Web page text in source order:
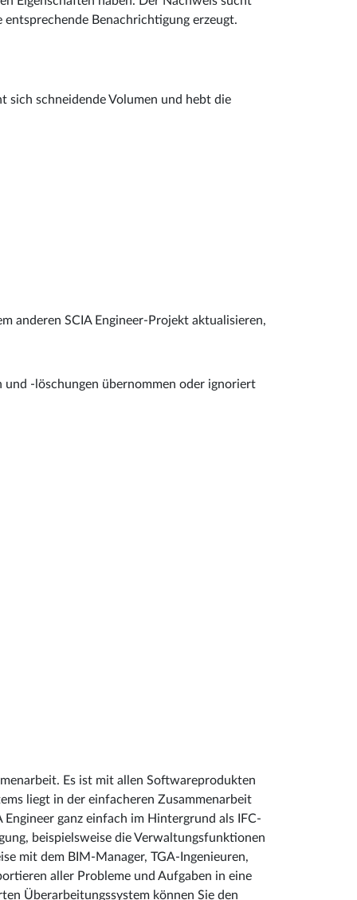
Benachrichtigung erzeugt.
schneidende Volumen und hebt die
anderen SCIA Engineer-Projekt aktualisieren,
und -löschungen übernommen oder ignoriert
Es ist mit allen Softwareprodukten
liegt in der einfacheren Zusammenarbeit
ganz einfach im Hintergrund als IFC-
beispielsweise die Verwaltungsfunktionen
mit dem BIM-Manager, TGA-Ingenieuren,
aller Probleme und Aufgaben in eine
Überarbeitungssystem können Sie den